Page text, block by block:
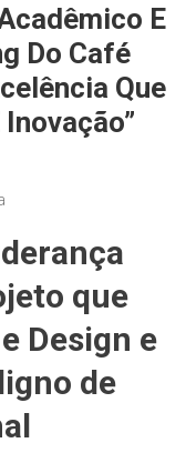
E
Do Café
Que
que
Design e
de